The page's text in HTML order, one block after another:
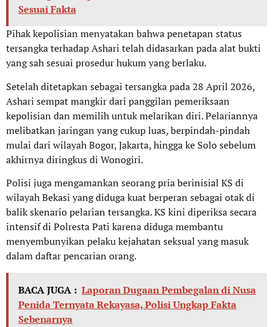
Sesuai Fakta
Pihak kepolisian menyatakan bahwa penetapan status
tersangka terhadap Ashari telah didasarkan pada alat bukti
yang sah sesuai prosedur hukum yang berlaku.
Setelah ditetapkan sebagai tersangka pada 28 April 2026,
Ashari sempat mangkir dari panggilan pemeriksaan
kepolisian dan memilih untuk melarikan diri. Pelariannya
melibatkan jaringan yang cukup luas, berpindah-pindah
mulai dari wilayah Bogor, Jakarta, hingga ke Solo sebelum
akhirnya diringkus di Wonogiri.
Polisi juga mengamankan seorang pria berinisial KS di
wilayah Bekasi yang diduga kuat berperan sebagai otak di
balik skenario pelarian tersangka. KS kini diperiksa secara
intensif di Polresta Pati karena diduga membantu
menyembunyikan pelaku kejahatan seksual yang masuk
dalam daftar pencarian orang.
BACA JUGA : Laporan Dugaan Pembegalan di Nusa
Penida Ternyata Rekayasa, Polisi Ungkap Fakta
Sebenarnya